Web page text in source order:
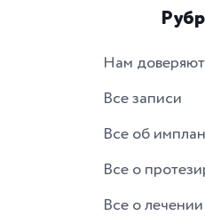
Нам
Все записи
Все об
Все о
Все о